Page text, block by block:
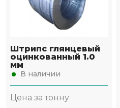
Штрипс глянцевый
оцинкованный 1.0
мм
В наличии
Цена за тонну